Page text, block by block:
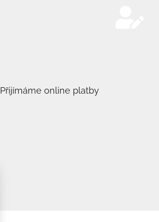
Přijímáme online platby